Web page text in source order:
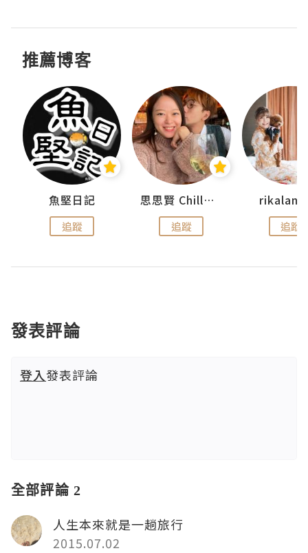
推薦博客
魚堅日記
追蹤
思思賢 ChillMyBabe
追蹤 追蹤
發表評論
登入發表評論
全部評論 2
人生本來就是一趟旅行
2015.07.02